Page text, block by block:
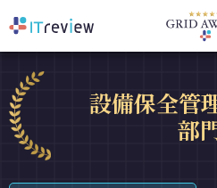
設備保全管
部